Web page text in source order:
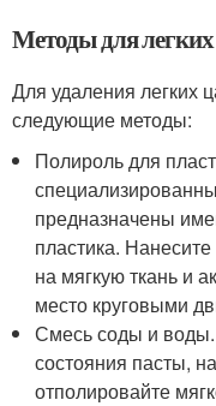
Методы для
Для удаления легких
следующие методы:
Полироль для
предназначены
пластика.
на мягкую ткань и
место круговыми
Смесь соды и
состояния пасты,
отполировайте